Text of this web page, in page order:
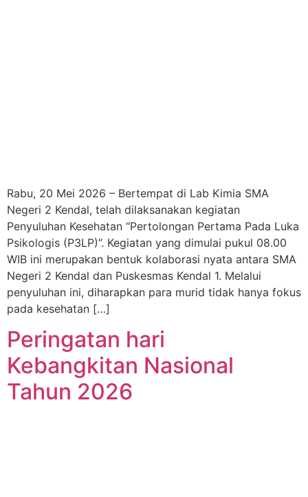
Rabu, 20 Mei 2026 – Bertempat di Lab Kimia SMA
Negeri 2 Kendal, telah dilaksanakan kegiatan
Penyuluhan Kesehatan “Pertolongan Pertama Pada Luka
Psikologis (P3LP)”. Kegiatan yang dimulai pukul 08.00
WIB ini merupakan bentuk kolaborasi nyata antara SMA
Negeri 2 Kendal dan Puskesmas Kendal 1. Melalui
penyuluhan ini, diharapkan para murid tidak hanya fokus
pada kesehatan […]
Peringatan hari
Kebangkitan Nasional
Tahun 2026